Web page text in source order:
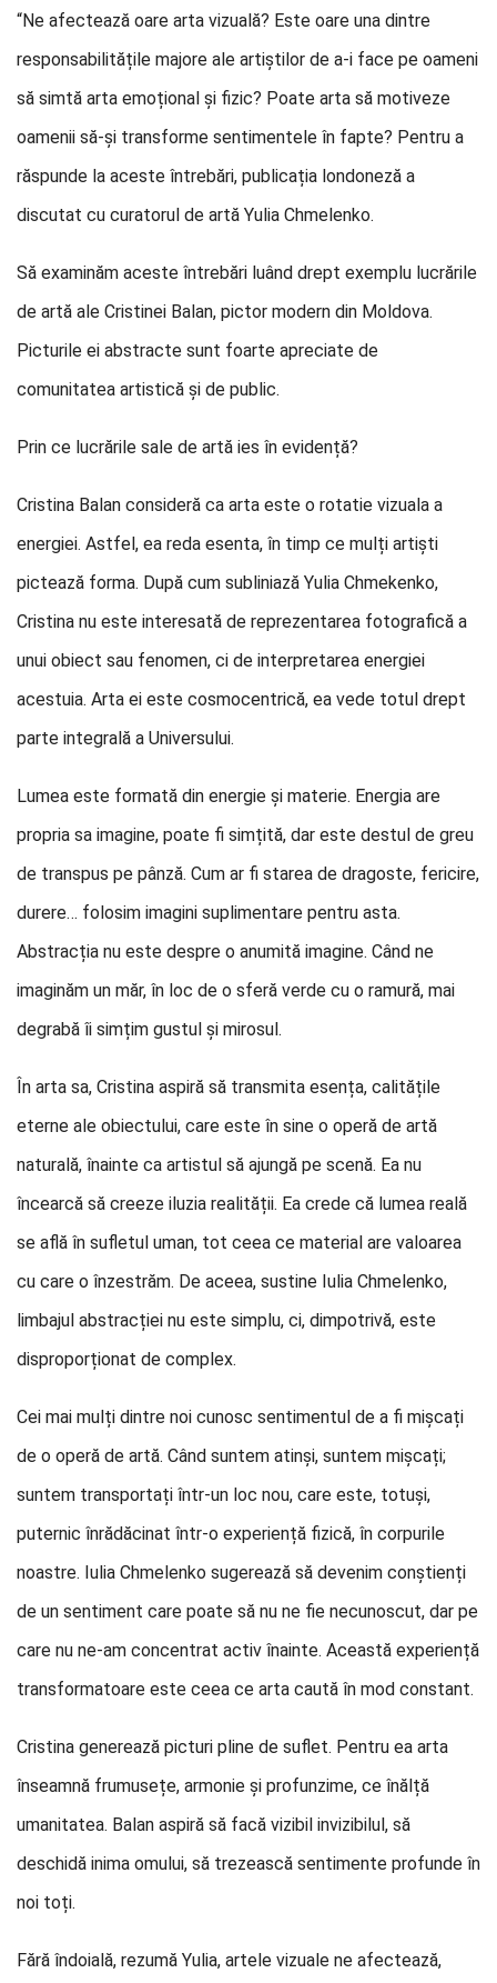
“Ne afectează oare arta vizuală? Este oare una dintre
responsabilitățile majore ale artiștilor de a-i face pe oameni
să simtă arta emoțional și fizic? Poate arta să motiveze
oamenii să-și transforme sentimentele în fapte? Pentru a
răspunde la aceste întrebări, publicația londoneză a
discutat cu curatorul de artă Yulia Chmelenko.
Să examinăm aceste întrebări luând drept exemplu lucrările
de artă ale Cristinei Balan, pictor modern din Moldova.
Picturile ei abstracte sunt foarte apreciate de
comunitatea artistică și de public.
Prin ce lucrările sale de artă ies în evidență?
Cristina Balan consideră ca arta este o rotatie vizuala a
energiei. Astfel, ea reda esenta, în timp ce mulți artiști
pictează forma. După cum subliniază Yulia Chmekenko,
Cristina nu este interesată de reprezentarea fotografică a
unui obiect sau fenomen, ci de interpretarea energiei
acestuia. Arta ei este cosmocentrică, ea vede totul drept
parte integrală a Universului.
Lumea este formată din energie și materie. Energia are
propria sa imagine, poate fi simțită, dar este destul de greu
de transpus pe pânză. Cum ar fi starea de dragoste, fericire,
durere… folosim imagini suplimentare pentru asta.
Abstracția nu este despre o anumită imagine. Când ne
imaginăm un măr, în loc de o sferă verde cu o ramură, mai
degrabă îi simțim gustul și mirosul.
În arta sa, Cristina aspiră să transmita esența, calitățile
eterne ale obiectului, care este în sine o operă de artă
naturală, înainte ca artistul să ajungă pe scenă. Ea nu
încearcă să creeze iluzia realității. Ea crede că lumea reală
se află în sufletul uman, tot ceea ce material are valoarea
cu care o înzestrăm. De aceea, sustine Iulia Chmelenko,
limbajul abstracției nu este simplu, ci, dimpotrivă, este
disproporționat de complex.
Cei mai mulți dintre noi cunosc sentimentul de a fi mișcați
de o operă de artă. Când suntem atinși, suntem mișcați;
suntem transportați într-un loc nou, care este, totuși,
puternic înrădăcinat într-o experiență fizică, în corpurile
noastre. Iulia Chmelenko sugerează să devenim conștienți
de un sentiment care poate să nu ne fie necunoscut, dar pe
care nu ne-am concentrat activ înainte. Această experiență
transformatoare este ceea ce arta caută în mod constant.
Cristina generează picturi pline de suflet. Pentru ea arta
înseamnă frumusețe, armonie și profunzime, ce înălță
umanitatea. Balan aspiră să facă vizibil invizibilul, să
deschidă inima omului, să trezească sentimente profunde în
noi toți.
Fără îndoială, rezumă Yulia, artele vizuale ne afectează,